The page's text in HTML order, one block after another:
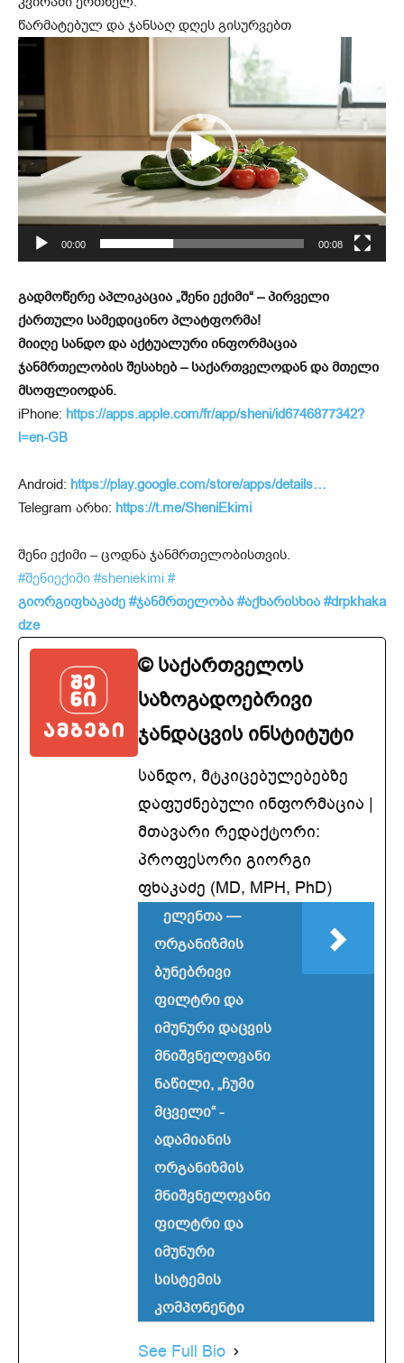
წარმატებულ და ჯანსაღ დღეს გისურვებთ
ვ
დ
ე
დ
ა
მ
ვ
ე
ლ
ი
00:00 00:08
გადმოწერე აპლიკაცია „შენი ექიმი“ – პირველი
ქართული სამედიცინო პლატფორმა!
მიიღე სანდო და აქტუალური ინფორმაცია
ჯანმრთელობის შესახებ – საქართველოდან და მთელი
მსოფლიოდან.
iPhone: https://apps.apple.com/fr/app/sheni/id6746877342?
l=en-GB
Android: https://play.google.com/store/apps/details…
Telegram არხი: https://t.me/SheniEkimi
შენი ექიმი – ცოდნა ჯანმრთელობისთვის.
#შენიექიმი #sheniekimi #
გიორგიფხაკაძე #ჯანმრთელობა #აქხარისხია #drpkhaka
dze
© საქართველოს
საზოგადოებრივი
ჯანდაცვის ინსტიტუტი
სანდო, მტკიცებულებებზე
დაფუძნებული ინფორმაცია |
მთავარი რედაქტორი:
პროფესორი გიორგი
ფხაკაძე (MD, MPH, PhD)
ელენთა —
ორგანიზმის
ბუნებრივი
ფილტრი და
იმუნური დაცვის
მნიშვნელოვანი
ნაწილი, „ჩუმი
მცველი“ -
ადამიანის
ორგანიზმის
მნიშვნელოვანი
ფილტრი და
იმუნური
სისტემის
კომპონენტი
See Full Bio